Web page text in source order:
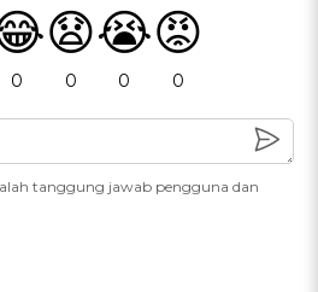
0
😧
0
😭
0
😡
0
tanggung jawab pengguna dan